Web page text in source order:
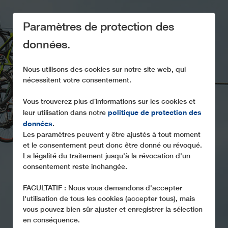
LEITNER
TRANSPORT DES
VÉLOS
pour télésièges
Paramètres de protection des
données.
Nous utilisons des cookies sur notre site web, qui
nécessitent votre consentement.
Vous trouverez plus d´informations sur les cookies et
leur utilisation dans notre politique de protection des
données.
Les paramètres peuvent y être ajustés à tout moment
et le consentement peut donc être donné ou révoqué.
La légalité du traitement jusqu'à la révocation d'un
consentement reste inchangée.
FACULTATIF : Nous vous demandons d'accepter
l'utilisation de tous les cookies (accepter tous), mais
vous pouvez bien sûr ajuster et enregistrer la sélection
en conséquence.